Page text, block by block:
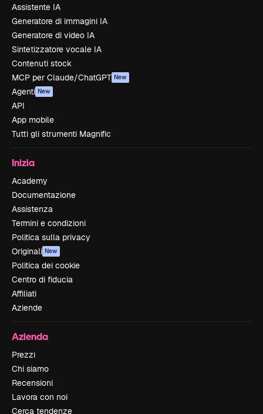
Assistente IA
Generatore di immagini IA
Generatore di video IA
Sintetizzatore vocale IA
Contenuti stock
MCP per Claude/ChatGPT New
Agenti New
API
App mobile
Tutti gli strumenti Magnific
Inizia
Academy
Documentazione
Assistenza
Termini e condizioni
Politica sulla privacy
Originali New
Politica dei cookie
Centro di fiducia
Affiliati
Aziende
Azienda
Prezzi
Chi siamo
Recensioni
Lavora con noi
Cerca tendenze